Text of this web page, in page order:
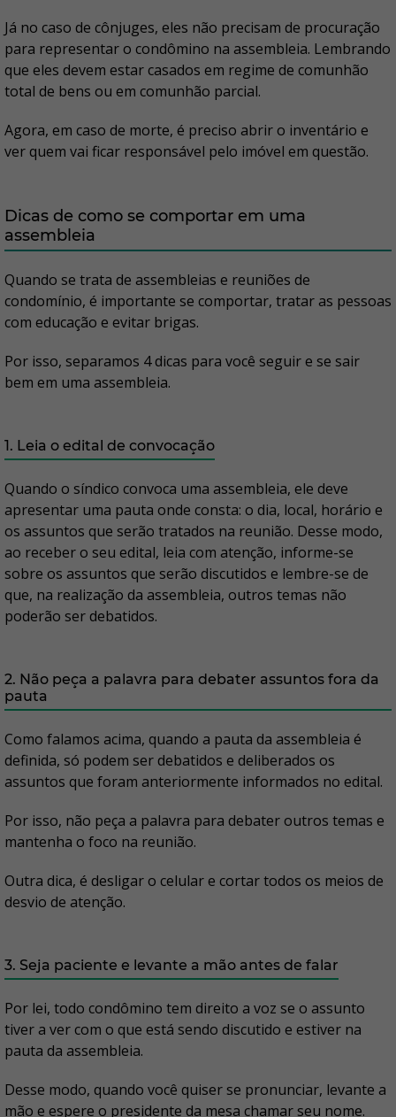
Já no caso de cônjuges, eles não precisam de procuração
para representar o condômino na assembleia. Lembrando
que eles devem estar casados em regime de comunhão
total de bens ou em comunhão parcial.
Agora, em caso de morte, é preciso abrir o inventário e
ver quem vai ficar responsável pelo imóvel em questão.
Dicas de como se comportar em uma
assembleia
Quando se trata de assembleias e reuniões de
condomínio, é importante se comportar, tratar as pessoas
com educação e evitar brigas.
Por isso, separamos 4 dicas para você seguir e se sair
bem em uma assembleia.
1. Leia o edital de convocação
Quando o síndico convoca uma assembleia, ele deve
apresentar uma pauta onde consta: o dia, local, horário e
os assuntos que serão tratados na reunião. Desse modo,
ao receber o seu edital, leia com atenção, informe-se
sobre os assuntos que serão discutidos e lembre-se de
que, na realização da assembleia, outros temas não
poderão ser debatidos.
2. Não peça a palavra para debater assuntos fora da
pauta
Como falamos acima, quando a pauta da assembleia é
definida, só podem ser debatidos e deliberados os
assuntos que foram anteriormente informados no edital.
Por isso, não peça a palavra para debater outros temas e
mantenha o foco na reunião.
Outra dica, é desligar o celular e cortar todos os meios de
desvio de atenção.
3. Seja paciente e levante a mão antes de falar
Por lei, todo condômino tem direito a voz se o assunto
tiver a ver com o que está sendo discutido e estiver na
pauta da assembleia.
Desse modo, quando você quiser se pronunciar, levante a
mão e espere o presidente da mesa chamar seu nome.